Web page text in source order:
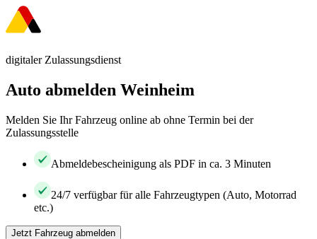
digitaler Zulassungsdienst
Auto abmelden Weinheim
Melden Sie Ihr Fahrzeug online ab ohne Termin bei der
Zulassungsstelle
Abmeldebescheinigung als PDF in ca. 3 Minuten
24/7 verfügbar für alle Fahrzeugtypen (Auto, Motorrad
etc.)
Jetzt Fahrzeug abmelden